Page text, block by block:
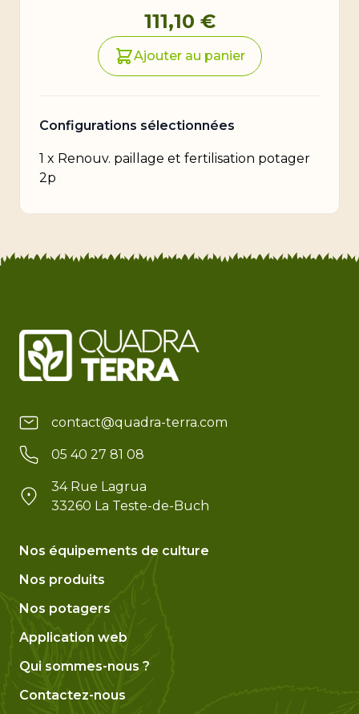
Prix final du produit
111,10 €
Ajouter au panier
Configurations sélectionnées
1 x Renouv. paillage et fertilisation potager
2p
contact@quadra-terra.com
05 40 27 81 08
34 Rue Lagrua
33260 La Teste-de-Buch
Nos équipements de culture
Nos produits
Nos potagers
Application web
Qui sommes-nous ?
Contactez-nous